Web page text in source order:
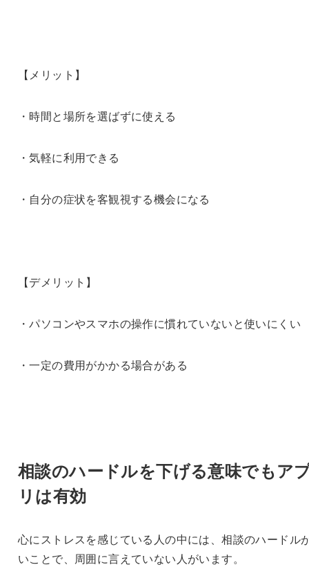
【メリット】
・時間と場所を選ばずに使える
・気軽に利用できる
・自分の症状を客観視する機会になる
【デメリット】
・パソコンやスマホの操作に慣れていないと使いにくい
・一定の費用がかかる場合がある
相談のハードルを下げる意味でもア
リは有効
心にストレスを感じている人の中には、相談のハードル
いことで、周囲に言えていない人がいます。